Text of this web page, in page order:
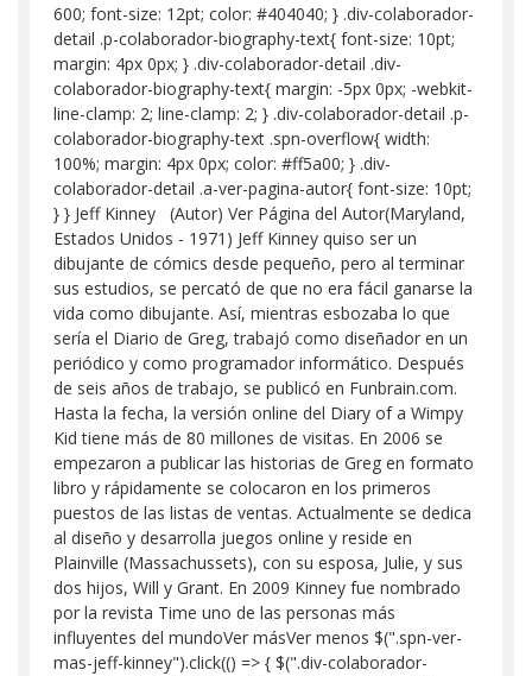
600; font-size: 12pt; color: #404040; } .div-colaborador-
detail .p-colaborador-biography-text{ font-size: 10pt;
margin: 4px 0px; } .div-colaborador-detail .div-
colaborador-biography-text{ margin: -5px 0px; -webkit-
line-clamp: 2; line-clamp: 2; } .div-colaborador-detail .p-
colaborador-biography-text .spn-overflow{ width:
100%; margin: 4px 0px; color: #ff5a00; } .div-
colaborador-detail .a-ver-pagina-autor{ font-size: 10pt;
} } Jeff Kinney (Autor) Ver Página del Autor(Maryland,
Estados Unidos - 1971) Jeff Kinney quiso ser un
dibujante de cómics desde pequeño, pero al terminar
sus estudios, se percató de que no era fácil ganarse la
vida como dibujante. Así, mientras esbozaba lo que
sería el Diario de Greg, trabajó como diseñador en un
periódico y como programador informático. Después
de seis años de trabajo, se publicó en Funbrain.com.
Hasta la fecha, la versión online del Diary of a Wimpy
Kid tiene más de 80 millones de visitas. En 2006 se
empezaron a publicar las historias de Greg en formato
libro y rápidamente se colocaron en los primeros
puestos de las listas de ventas. Actualmente se dedica
al diseño y desarrolla juegos online y reside en
Plainville (Massachussets), con su esposa, Julie, y sus
dos hijos, Will y Grant. En 2009 Kinney fue nombrado
por la revista Time uno de las personas más
influyentes del mundoVer másVer menos $(".spn-ver-
mas-jeff-kinney").click(() => { $(".div-colaborador-